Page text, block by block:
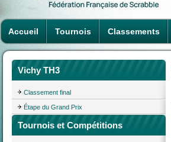
Accueil Tournois Classements
Vichy TH3
Classement final
Étape du Grand Prix
Tournois et Compétitions